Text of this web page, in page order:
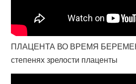
ПЛАЦЕНТА ВО ВРЕМЯ
степенях зрелости плаценты